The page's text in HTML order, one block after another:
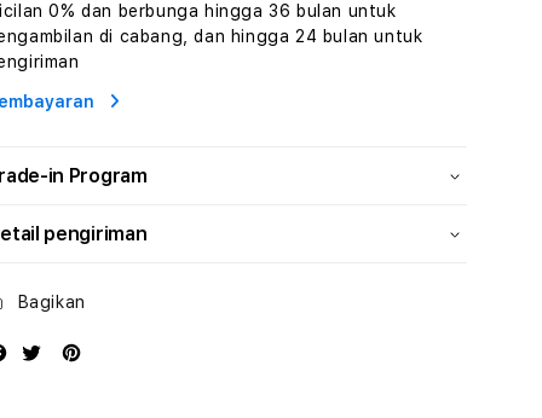
Human
AI
dan
Karakter
Digital
Human
AI
0% dan berbunga hingga 36 bulan untuk
di cabang, dan hingga 24 bulan untuk
in Program
pengiriman
Bagikan